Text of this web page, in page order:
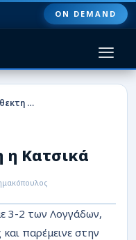
ON DEMAND
Συνεχίζει ακάθεκτη η Κατσικά
η Κατσικά
3-2 των Λογγάδων,
παρέμεινε στην